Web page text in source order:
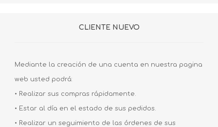
CLIENTE NUEVO
Mediante la creación de una cuenta en nuestra pagina
web usted podrá:
• Realizar sus compras rápidamente.
• Estar al día en el estado de sus pedidos.
• Realizar un seguimiento de las órdenes de sus